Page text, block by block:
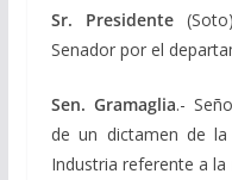
Sr. Presidente
Senador por el
Sen. Gramaglia.-
de un dictamen de
Industria referente a